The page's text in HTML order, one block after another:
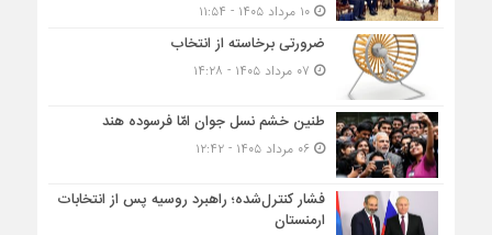
۱۰ مرداد ۱۴۰۵ - ۱۱:۵۴
ضرورتی برخاسته از انتخاب
طنین خشم نسل جوان امّا فرسوده هند
۰۶ مرداد ۱۴۰۵ - ۱۲:۴۲
فشار کنترل‌شده؛ راهبرد روسیه پس از انتخابات
ارمنستان